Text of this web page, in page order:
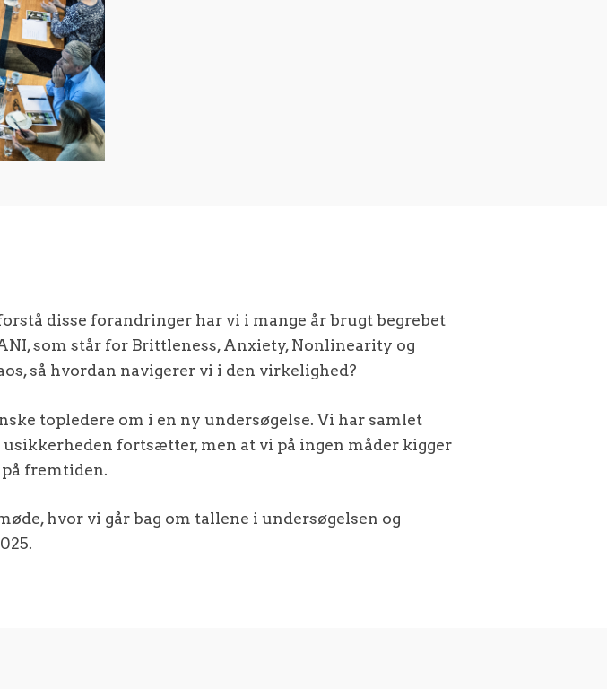
disse forandringer har vi i mange år brugt begrebet
som står for Brittleness, Anxiety, Nonlinearity og
så hvordan navigerer vi i den virkelighed?
topledere om i en ny undersøgelse. Vi har samlet
fortsætter, men at vi på ingen måder kigger
fremtiden.
hvor vi går bag om tallene i undersøgelsen og